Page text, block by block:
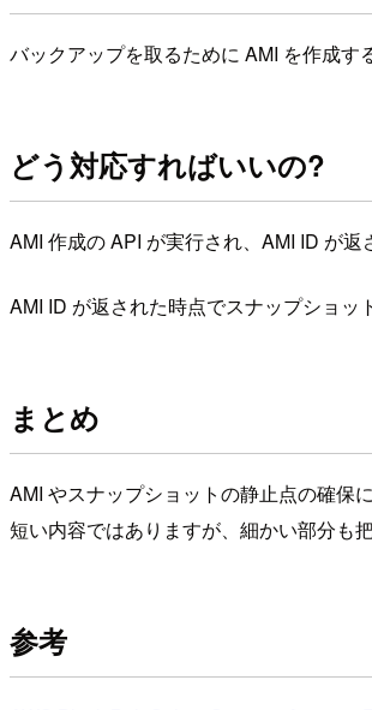
バックアップを取るために AMI を作成す
どう対応すればいいの?
AMI 作成の API が実行され、AMI ID が返
AMI ID が返された時点でスナップショッ
まとめ
AMI やスナップショットの静止点の確保
短い内容ではありますが、細かい部分も
参考